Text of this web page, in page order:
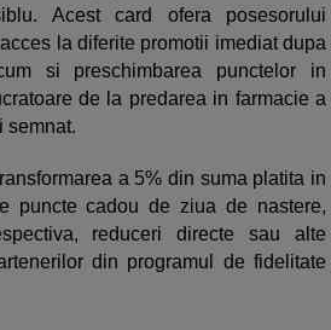
Acest card ofera posesorului
la diferite promotii imediat dupa
si preschimbarea punctelor in
de la predarea in farmacie a
semnat.
a 5% din suma platita in
puncte cadou de ziua de nastere,
reduceri directe sau alte
din programul de fidelitate